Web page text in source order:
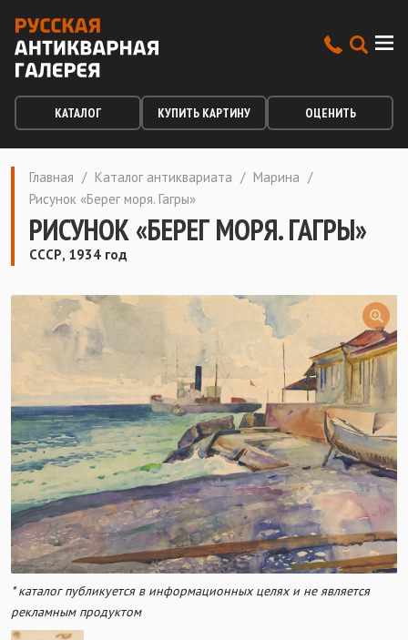
КАТАЛОГ КУПИТЬ КАРТИНУ ОЦЕНИТЬ
Главная / Каталог антиквариата / Марина /
Рисунок «Берег моря. Гагры»
РИСУНОК «БЕРЕГ МОРЯ. ГАГРЫ»
СССР, 1934 год
* каталог публикуется в информационных целях и не является
рекламным продуктом